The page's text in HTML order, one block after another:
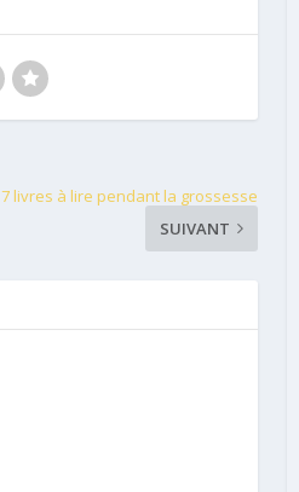
7 livres à lire pendant la grossesse
SUIVANT